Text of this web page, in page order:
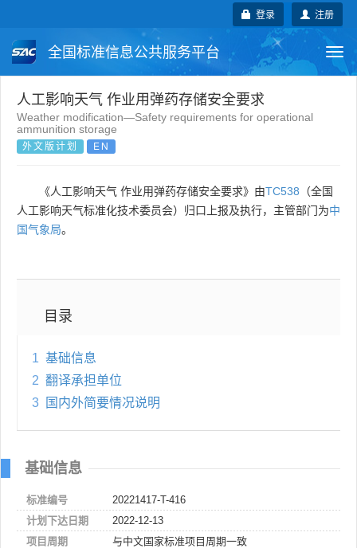
注册
登录
全国标准信息公共服务平台
国家标准 行业标准
团体标准
人工影响天气 作业用弹药存储安全要求
Weather modification—Safety requirements for operational
ammunition storage
外文版计划 EN
《人工影响天气 作业用弹药存储安全要求》由TC538 （全国
人工影响天气标准化技术委员会）归口上报及执行，主管部门为中
国气象局。
目录
1 基础信息
2 翻译承担单位
3
国内外简要情况说明
基础信息
标准编号
20221417-T-416
计划下达日期
2022-12-13
项目周期
与中文国家标准项目周期一致